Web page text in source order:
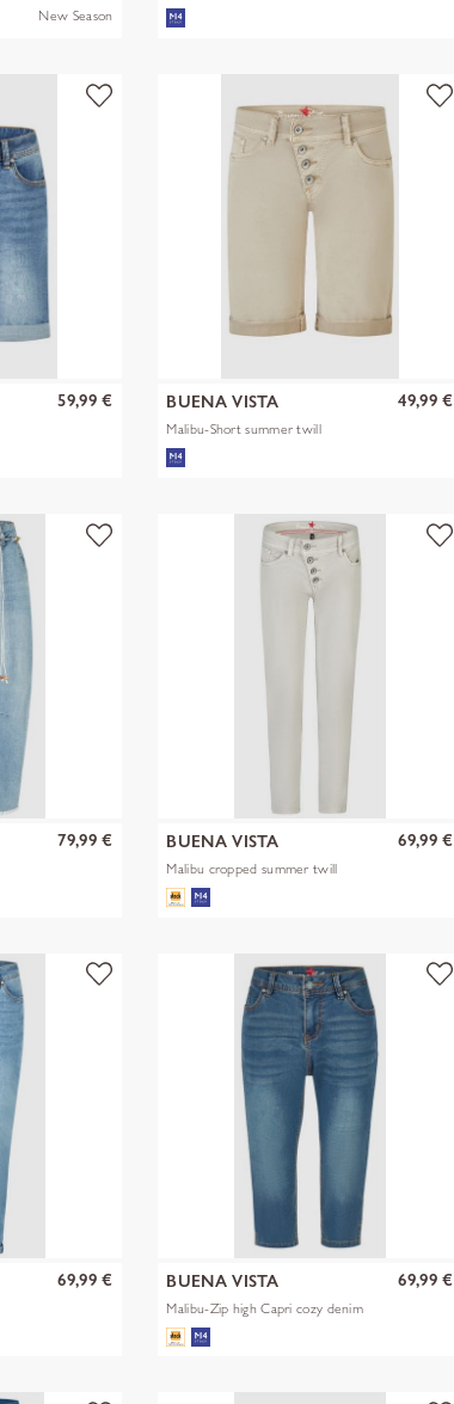
New Season
59,99 € BUENA VISTA
Malibu-Short summer twill
49,99 €
79,99 € BUENA VISTA
Malibu cropped summer twill
69,99 €
69,99 € BUENA VISTA
Malibu-Zip high Capri cozy denim
69,99 €